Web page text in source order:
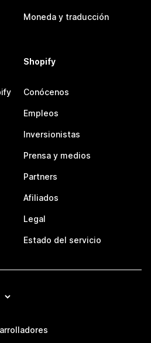
Moneda y traducción
Shopify
Conócenos
Empleos
Inversionistas
Prensa y medios
Partners
Afiliados
Legal
Estado del servicio